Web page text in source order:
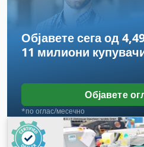
Објавете сега од
11 милиони
Објавете
*по оглас/месечно